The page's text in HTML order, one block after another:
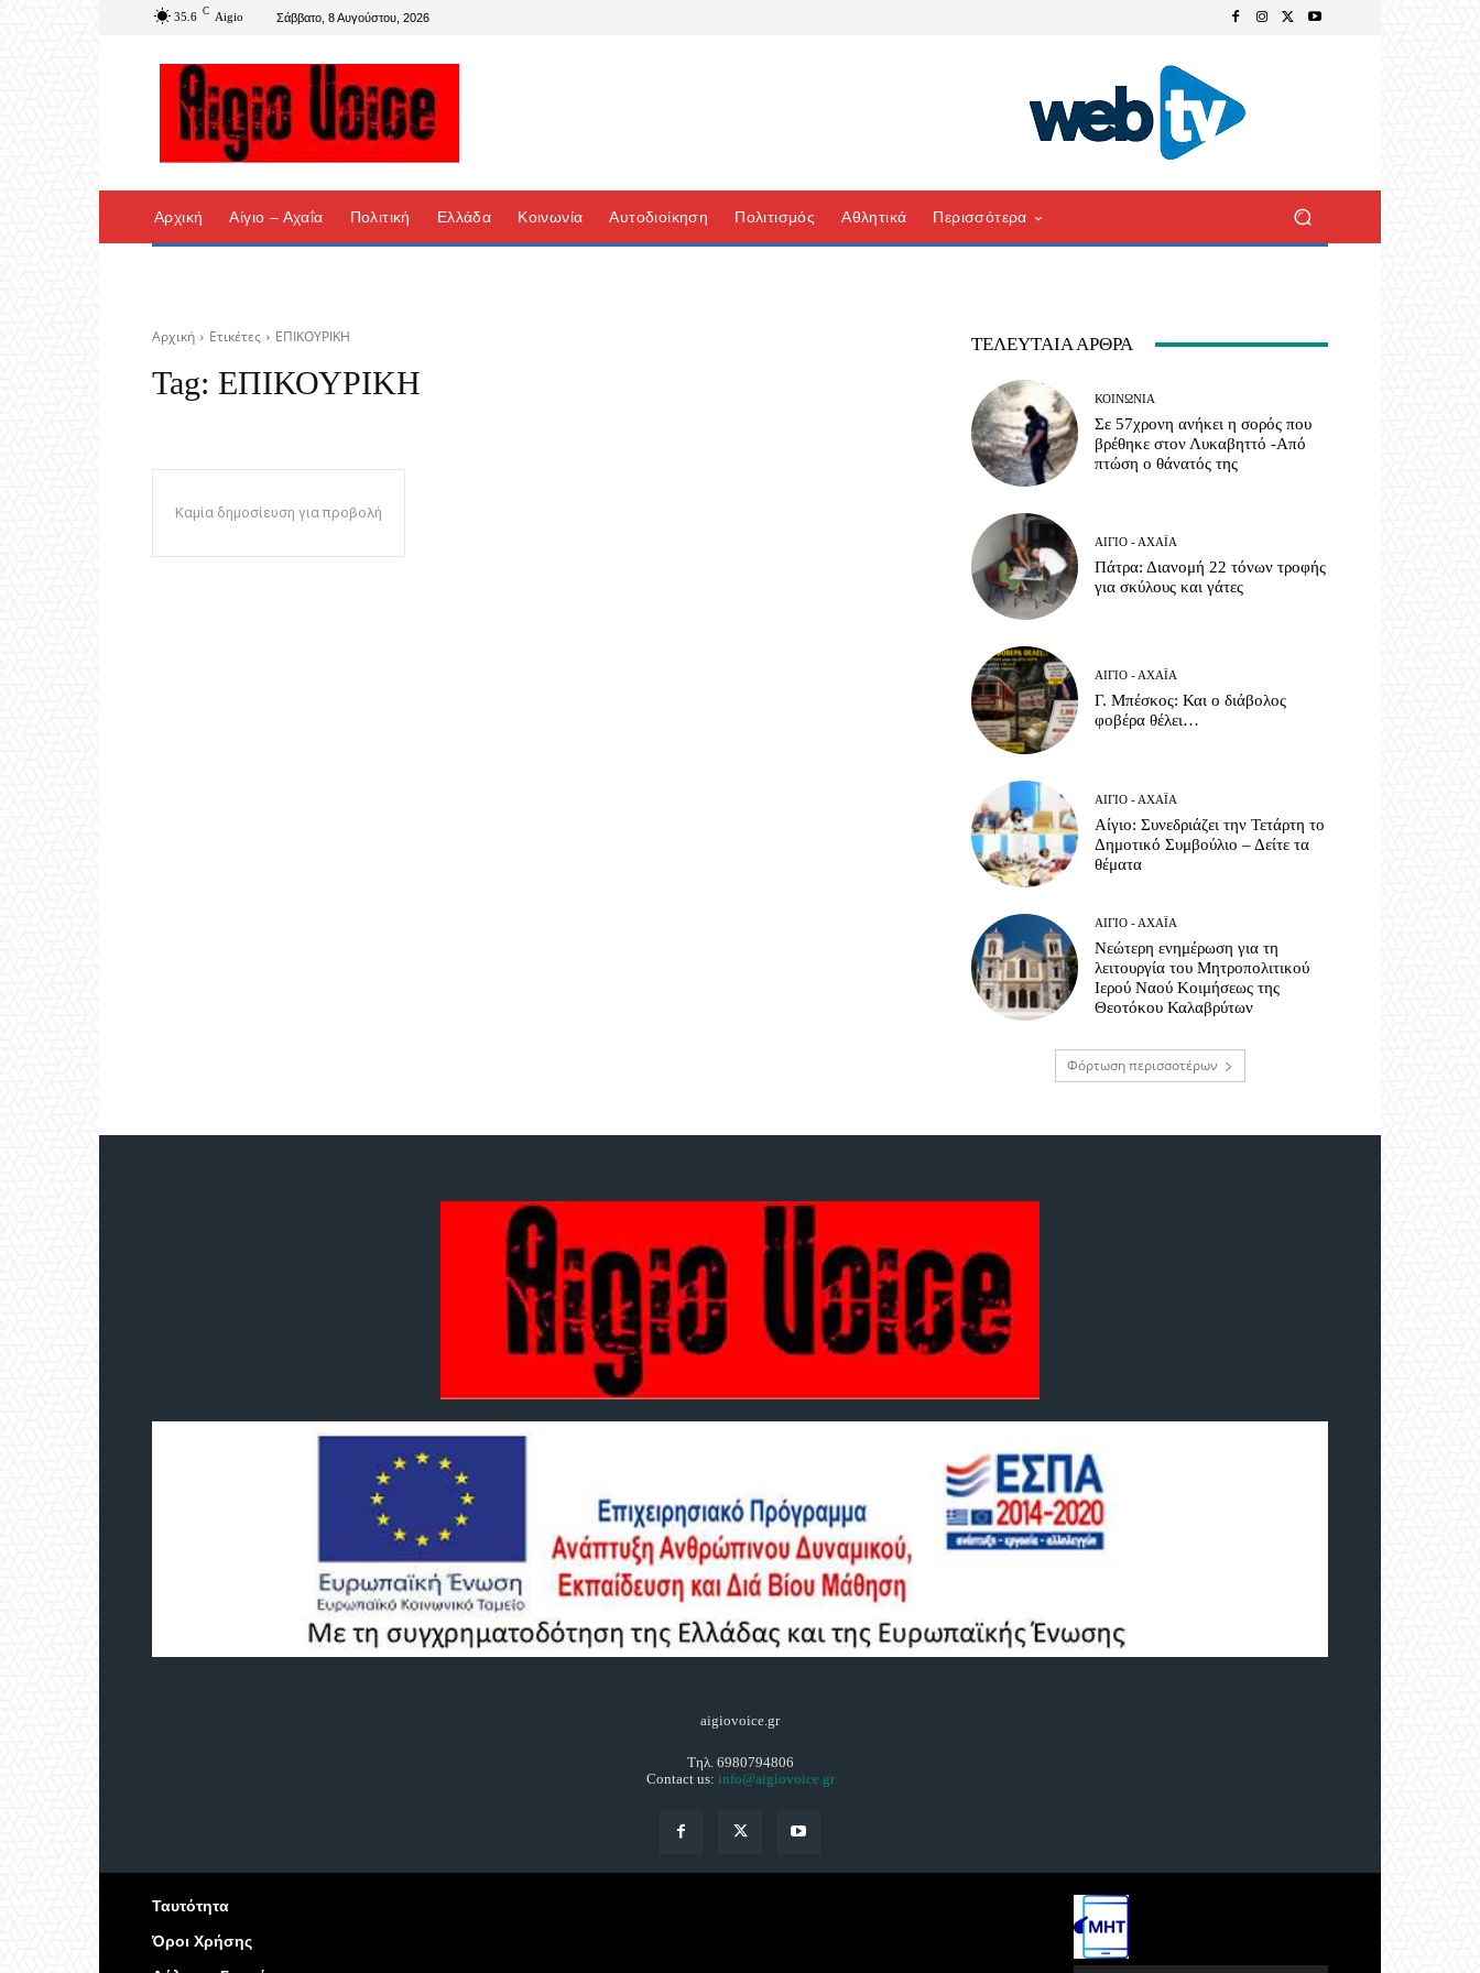
35.6 C Aigio Σάββατο, 8 Αυγούστου, 2026
Αρχική Αίγιο – Αχαΐα Πολιτική Ελλάδα Κοινωνία Αυτοδιοίκηση Πολιτισμός Αθλητικά Περισσότερα
Αρχική Ετικέτες ΕΠΙΚΟΥΡΙΚΗ
Tag: ΕΠΙΚΟΥΡΙΚΗ
Καμία δημοσίευση για προβολή
ΤΕΛΕΥΤΑΊΑ ΆΡΘΡΑ
ΚΟΙΝΩΝΊΑ
Σε 57χρονη ανήκει η σορός που
βρέθηκε στον Λυκαβηττό -Από
πτώση ο θάνατός της
ΑΊΓΙΟ - ΑΧΑΪ́Α
Πάτρα: Διανομή 22 τόνων τροφής
για σκύλους και γάτες
ΑΊΓΙΟ - ΑΧΑΪ́Α
Γ. Μπέσκος: Και ο διάβολος
φοβέρα θέλει…
ΑΊΓΙΟ - ΑΧΑΪ́Α
Αίγιο: Συνεδριάζει την Τετάρτη το
Δημοτικό Συμβούλιο – Δείτε τα
θέματα
ΑΊΓΙΟ - ΑΧΑΪ́Α
Νεώτερη ενημέρωση για τη
λειτουργία του Μητροπολιτικού
Ιερού Ναού Κοιμήσεως της
Θεοτόκου Καλαβρύτων
Φόρτωση περισσοτέρων
aigiovoice.gr
Τηλ. 6980794806
Contact us: info@aigiovoice.gr
Ταυτότητα
Όροι Χρήσης